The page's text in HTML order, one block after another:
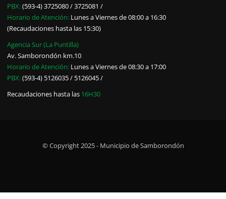
PBX:(593-4) 3725080 / 3725081 /
Horario de Atención: Lunes a Viernes de 08:00 a 16:30
(Recaudaciones hasta las 15:30)
Agencia Sur (La Puntilla)
Av. Samborondón km.10
Horario de Atención: Lunes a Viernes de 08:30 a 17:00
PBX:(593-4) 5126035 / 5126045 /
Recaudaciones hasta las 16H30
© Copyright 2025 - Municipio de Samborondón